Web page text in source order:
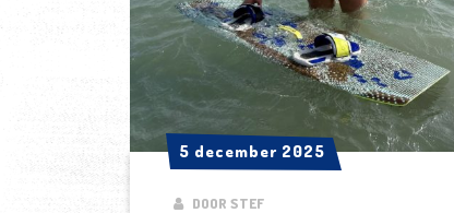
5 december 2025
5 december 2025
DOOR STEF